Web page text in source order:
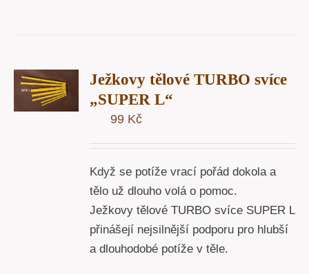
Ježkovy tělové TURBO svíce
„SUPER L“
99 Kč
Když se potíže vrací pořád dokola a
tělo už dlouho volá o pomoc.
Ježkovy tělové TURBO svíce SUPER L
přinášejí nejsilnější podporu pro hlubší
a dlouhodobé potíže v těle.